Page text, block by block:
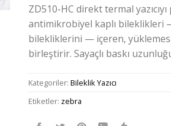
ZD510-HC direkt termal
antimikrobiyel kaplı bileklikleri
bilekliklerini — içeren,
birleştirir. Sayaçlı baskı
Kategoriler: Bileklik Yazıcı
Etiketler: zebra